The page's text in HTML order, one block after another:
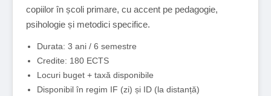
copiilor în școli primare, cu accent pe pedagogie,
psihologie și metodici specifice.
Durata: 3 ani / 6 semestre
Credite: 180 ECTS
Locuri buget + taxă disponibile
Disponibil în regim IF (zi) și ID (la distanță)